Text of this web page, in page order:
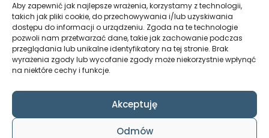
Aby zapewnić jak najlepsze wrażenia, korzystamy z technologii,
takich jak pliki cookie, do przechowywania i/lub uzyskiwania
dostępu do informacji o urządzeniu. Zgoda na te technologie
pozwoli nam przetwarzać dane, takie jak zachowanie podczas
przeglądania lub unikalne identyfikatory na tej stronie. Brak
wyrażenia zgody lub wycofanie zgody może niekorzystnie wpłynąć
na niektóre cechy i funkcje.
Akceptuję
Odmów
METODY PŁATNOŚCI
COPYRIGHT © 2024 by ADWENTO ŁUKASZ
WIECZOREK / ALL RIGHTS RESERVED